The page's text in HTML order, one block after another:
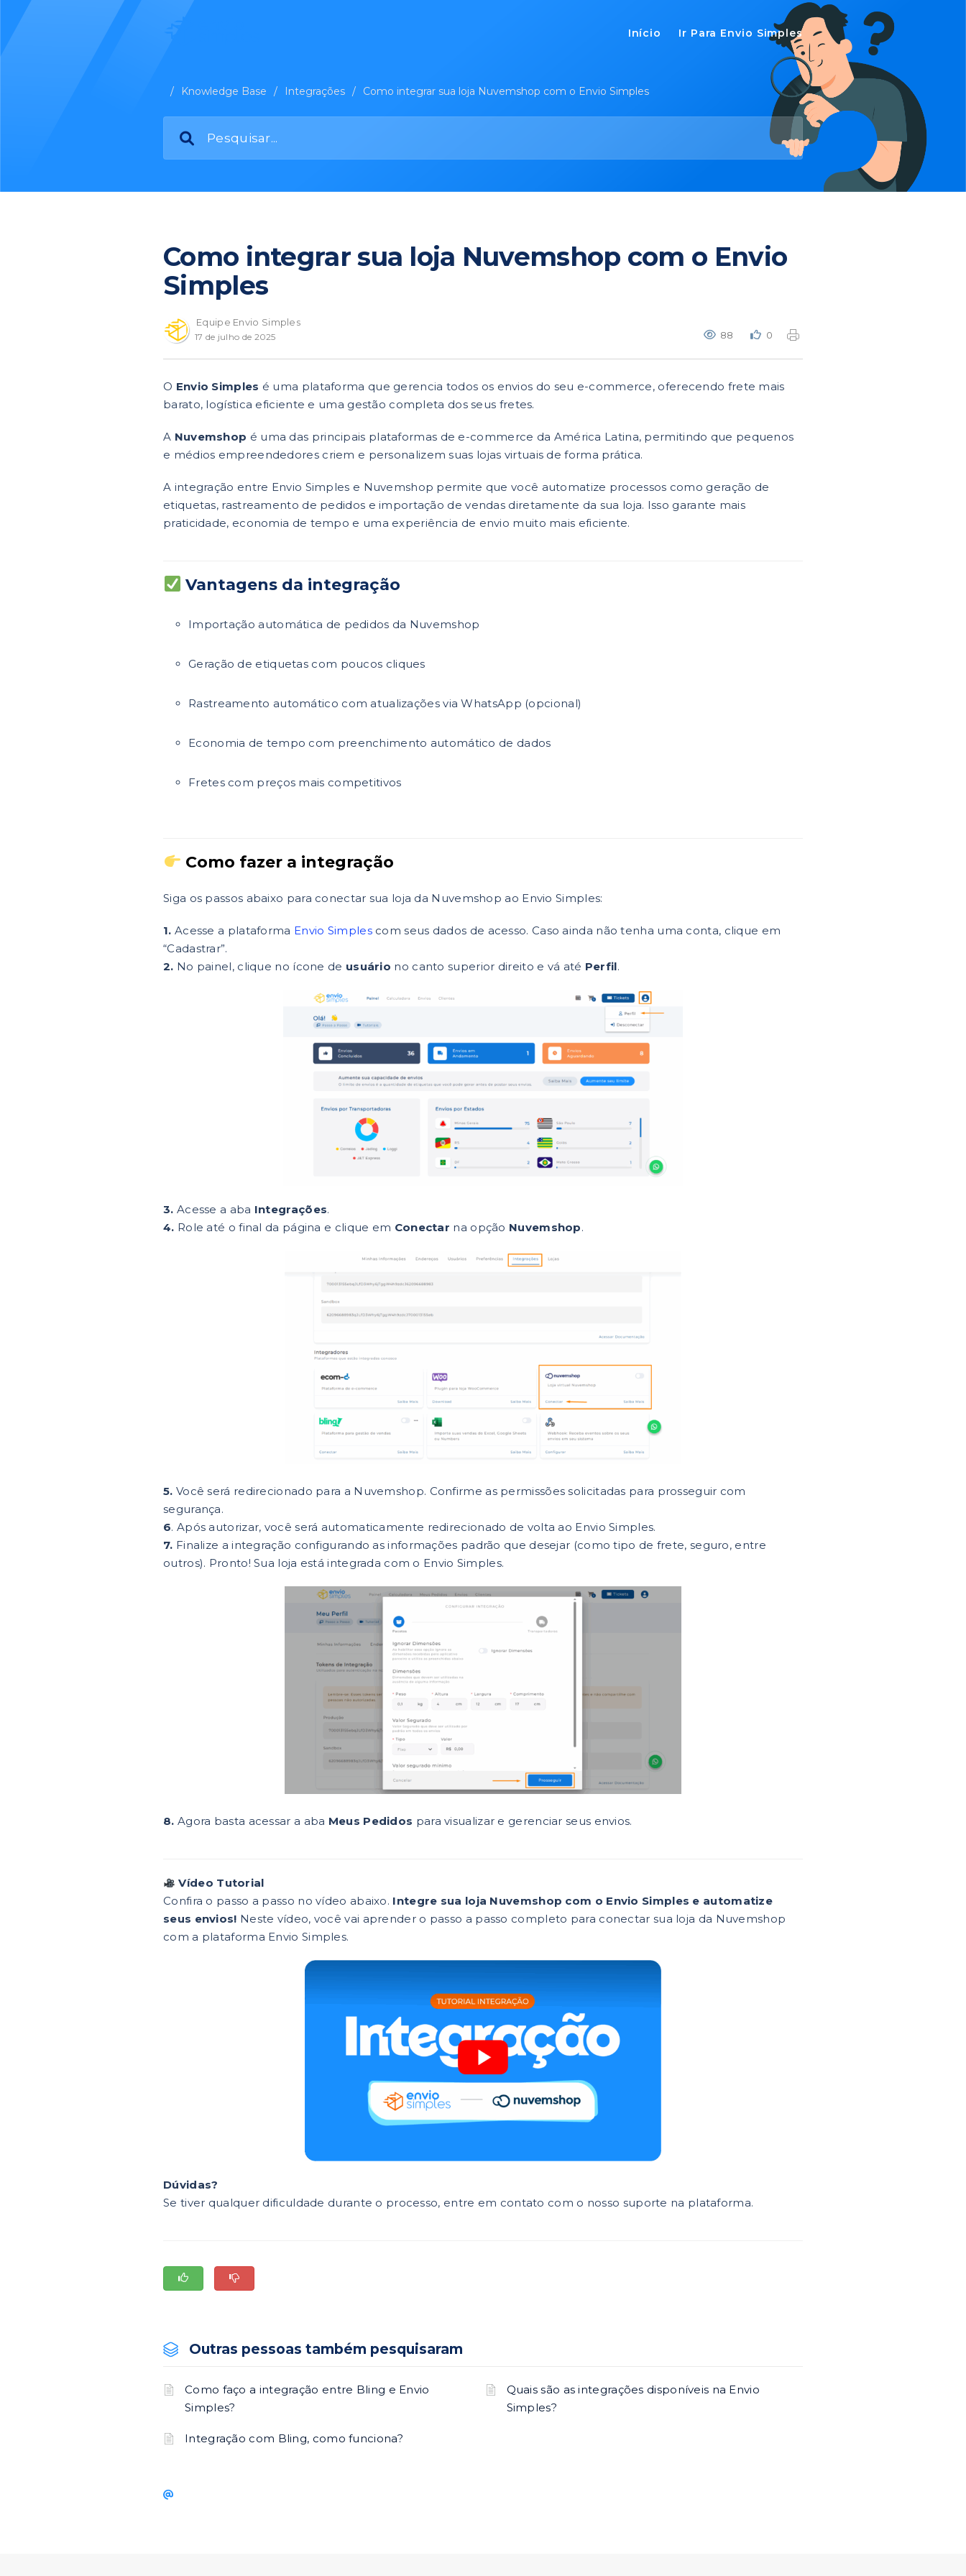
Início Ir Para Envio Simples
/ Knowledge Base / Integrações / Como integrar sua loja Nuvemshop com o Envio Simples
Como integrar sua loja Nuvemshop com o Envio
Simples
88 0
Equipe Envio Simples
17 de julho de 2025
O Envio Simples é uma plataforma que gerencia todos os envios do seu e-commerce, oferecendo frete mais
barato, logística eficiente e uma gestão completa dos seus fretes.
A Nuvemshop é uma das principais plataformas de e-commerce da América Latina, permitindo que pequenos
e médios empreendedores criem e personalizem suas lojas virtuais de forma prática.
A integração entre Envio Simples e Nuvemshop permite que você automatize processos como geração de
etiquetas, rastreamento de pedidos e importação de vendas diretamente da sua loja. Isso garante mais
praticidade, economia de tempo e uma experiência de envio muito mais eficiente.
Vantagens da integração
Importação automática de pedidos da Nuvemshop
Geração de etiquetas com poucos cliques
Rastreamento automático com atualizações via WhatsApp (opcional)
Economia de tempo com preenchimento automático de dados
Fretes com preços mais competitivos
Como fazer a integração
Siga os passos abaixo para conectar sua loja da Nuvemshop ao Envio Simples:
1. Acesse a plataforma Envio Simplescom seus dados de acesso. Caso ainda não tenha uma conta, clique em
“Cadastrar”.
2. No painel, clique no ícone de usuário no canto superior direito e vá até Perfil.
3. Acesse a aba Integrações.
4. Role até o final da página e clique em Conectar na opção Nuvemshop.
5. Você será redirecionado para a Nuvemshop. Confirme as permissões solicitadas para prosseguir com
segurança.
6. Após autorizar, você será automaticamente redirecionado de volta ao Envio Simples.
7. Finalize a integração configurando as informações padrão que desejar (como tipo de frete, seguro, entre
outros). Pronto! Sua loja está integrada com o Envio Simples.
8. Agora basta acessar a aba Meus Pedidos para visualizar e gerenciar seus envios.
Vídeo Tutorial
Confira o passo a passo no vídeo abaixo. Integre sua loja Nuvemshop com o Envio Simples e automatize
seus envios! Neste vídeo, você vai aprender o passo a passo completo para conectar sua loja da Nuvemshop
com a plataforma Envio Simples.
Dúvidas?
Se tiver qualquer dificuldade durante o processo, entre em contato com o nosso suporte na plataforma.
Outras pessoas também pesquisaram
Como faço a integração entre Bling e Envio
Simples?
Quais são as integrações disponíveis na Envio
Simples?
Integração com Bling, como funciona?